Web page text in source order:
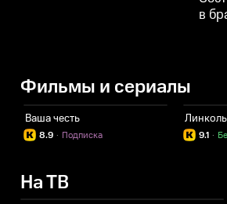
в
Фильмы и сериалы
Ваша честь
8.9 Подписка
· 9.1 ·
На ТВ